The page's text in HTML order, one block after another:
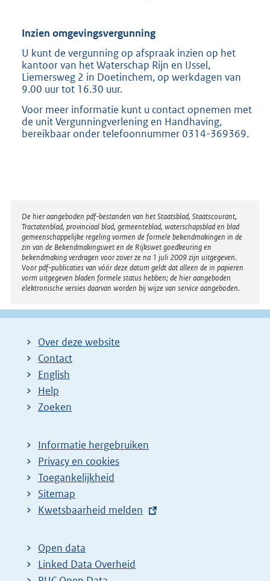
Inzien omgevingsvergunning
U kunt de vergunning op afspraak inzien op het
kantoor van het Waterschap Rijn en IJssel,
Liemersweg 2 in Doetinchem, op werkdagen van
9.00 uur tot 16.30 uur.
Voor meer informatie kunt u contact opnemen met
de unit Vergunningverlening en Handhaving,
bereikbaar onder telefoonnummer 0314-369369.
Disclaimer
De hier aangeboden pdf-bestanden van het Staatsblad, Staatscourant,
Tractatenblad, provinciaal blad, gemeenteblad, waterschapsblad en blad
gemeenschappelijke regeling vormen de formele bekendmakingen in de
zin van de Bekendmakingswet en de Rijkswet goedkeuring en
bekendmaking verdragen voor zover ze na 1 juli 2009 zijn uitgegeven.
Voor pdf-publicaties van vóór deze datum geldt dat alleen de in papieren
vorm uitgegeven bladen formele status hebben; de hier aangeboden
elektronische versies daarvan worden bij wijze van service aangeboden.
Over deze website
Contact
English
Help
Zoeken
Informatie hergebruiken
Privacy en cookies
Toegankelijkheid
Sitemap
E
t
e
r
Kwetsbaarheid melden
Open data
Linked Data Overheid